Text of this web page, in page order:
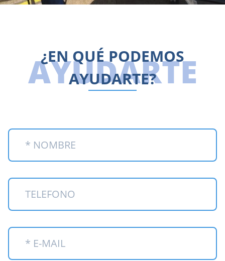
AYUDARTE
¿EN QUÉ PODEMOS
AYUDARTE?